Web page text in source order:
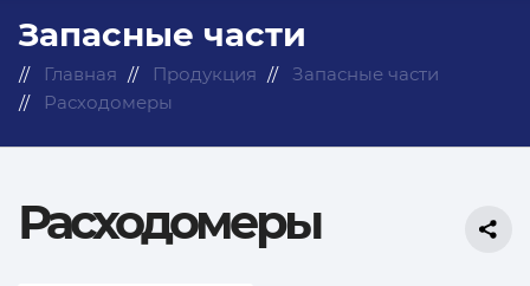
Запасные части
Главная Продукция
Запасные части
Расходомеры
Расходомеры